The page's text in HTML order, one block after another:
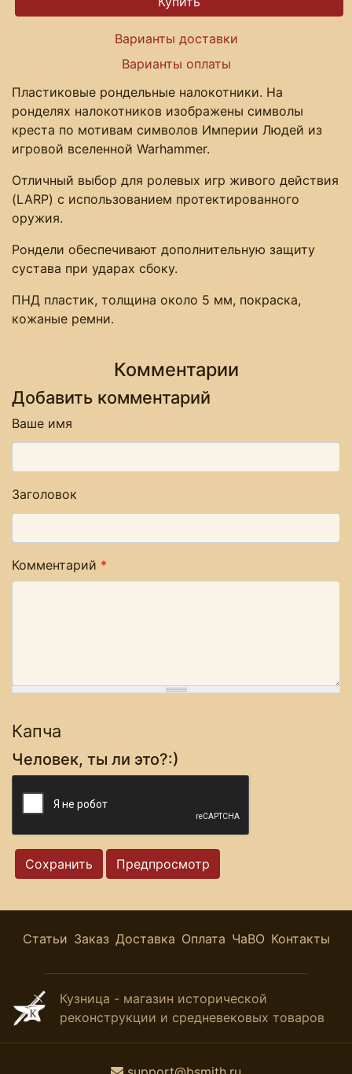
Варианты доставки
Варианты оплаты
Пластиковые рондельные налокотники. На
ронделях налокотников изображены символы
креста по мотивам символов Империи Людей из
игровой вселенной Warhammer.
Отличный выбор для ролевых игр живого действия
(LARP) с использованием протектированного
оружия.
Рондели обеспечивают дополнительную защиту
сустава при ударах сбоку.
ПНД пластик, толщина около 5 мм, покраска,
кожаные ремни.
Комментарии
Добавить комментарий
Ваше имя
Заголовок
Комментарий *
Капча
Человек, ты ли это?:)
Статьи Заказ Доставка Оплата ЧаВО Контакты
Кузница - магазин исторической
реконструкции и средневековых товаров